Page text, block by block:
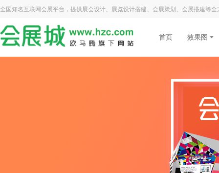
全国知名互联网会展平台，提供展会设计、展览设计搭建、会展策划、会展搭建等
首页 效果图